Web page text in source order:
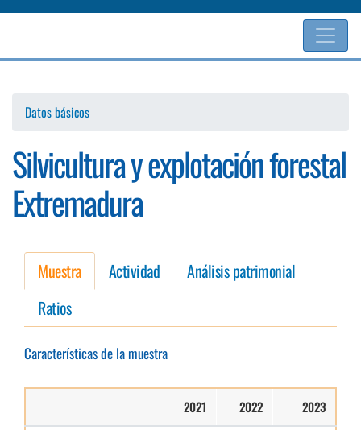
Pasar
contenido
Datos básicos
Silvicultura y explotación forestal
Extremadura
Muestra Actividad
Análisis patrimonial
Ratios
Características de la muestra
2021 2022 2023